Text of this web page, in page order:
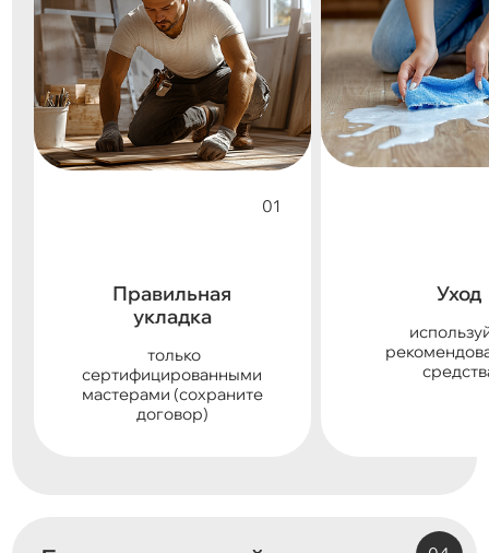
Правильная
укладка
только
сертифицированными
мастерами (сохраните
договор)
Уход